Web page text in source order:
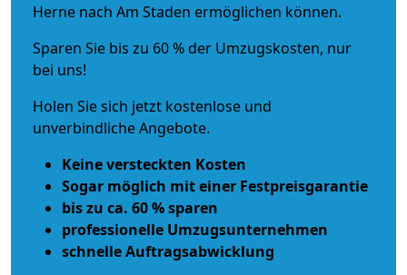
Herne nach Am Staden ermöglichen können.
Sparen Sie bis zu 60 % der Umzugskosten, nur
bei uns!
Holen Sie sich jetzt kostenlose und
unverbindliche Angebote.
Keine versteckten Kosten
Sogar möglich mit einer Festpreisgarantie
bis zu ca. 60 % sparen
professionelle Umzugsunternehmen
schnelle Auftragsabwicklung